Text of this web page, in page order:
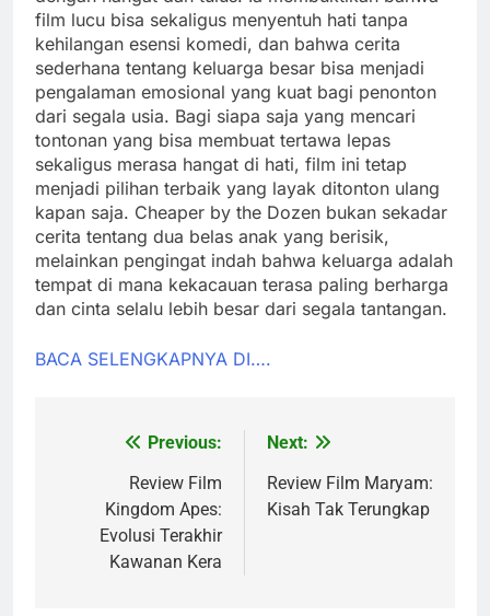
film lucu bisa sekaligus menyentuh hati tanpa
kehilangan esensi komedi, dan bahwa cerita
sederhana tentang keluarga besar bisa menjadi
pengalaman emosional yang kuat bagi penonton
dari segala usia. Bagi siapa saja yang mencari
tontonan yang bisa membuat tertawa lepas
sekaligus merasa hangat di hati, film ini tetap
menjadi pilihan terbaik yang layak ditonton ulang
kapan saja. Cheaper by the Dozen bukan sekadar
cerita tentang dua belas anak yang berisik,
melainkan pengingat indah bahwa keluarga adalah
tempat di mana kekacauan terasa paling berharga
dan cinta selalu lebih besar dari segala tantangan.
BACA SELENGKAPNYA DI….
navigation
Previous:
Review Film
Kingdom Apes:
Evolusi Terakhir
Kawanan Kera
Next:
Review Film Maryam:
Kisah Tak Terungkap